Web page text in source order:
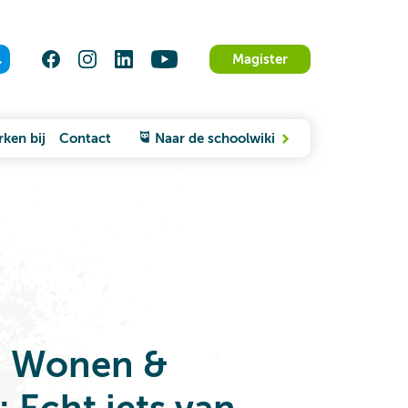
Magister
bij Contact Naar de schoolwiki
&